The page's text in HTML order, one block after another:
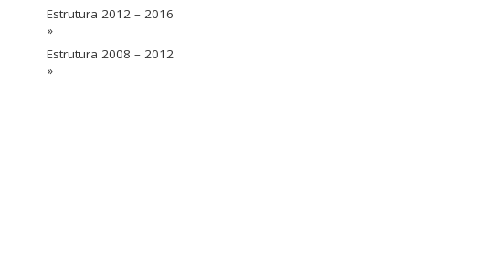
Estrutura 2012 – 2016
»
Estrutura 2008 – 2012
»